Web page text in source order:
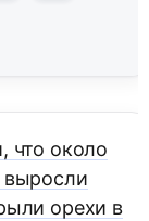
что около
выросли
орехи в